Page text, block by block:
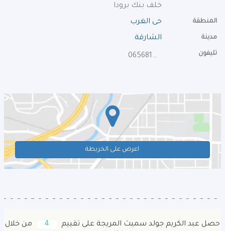
خلف بنك برودا
المنطقة حى الغرب
مدينة الشارقة
تليفون 065681808
اعرض على الخريطة
حصل عبد الكريم جولد سميث المريجة على تقييم 4
من خلال